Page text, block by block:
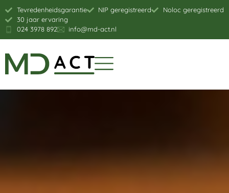
Tevredenheidsgarantie NIP geregistreerd
Noloc geregistreerd
30 jaar ervaring
024 3978 892
info@md-act.nl